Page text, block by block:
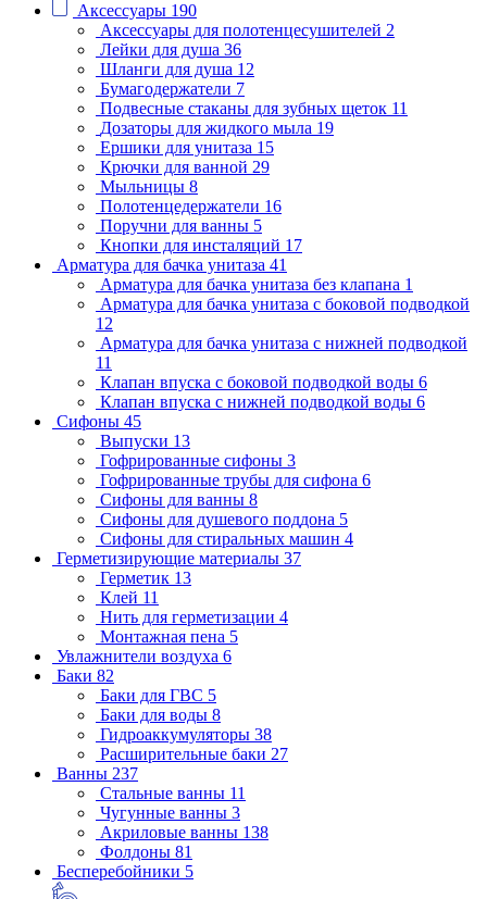
Аксессуары 190
Аксессуары для полотенцесушителей 2
Лейки для душа 36
Шланги для душа 12
Бумагодержатели 7
Подвесные стаканы для зубных щеток 11
Дозаторы для жидкого мыла 19
Ершики для унитаза 15
Крючки для ванной 29
Мыльницы 8
Полотенцедержатели 16
Поручни для ванны 5
Кнопки для инсталяций 17
Арматура для бачка унитаза 41
Арматура для бачка унитаза без клапана 1
Арматура для бачка унитаза с боковой подводкой
12
Арматура для бачка унитаза с нижней подводкой
11
Клапан впуска с боковой подводкой воды 6
Клапан впуска с нижней подводкой воды 6
Сифоны 45
Выпуски 13
Гофрированные сифоны 3
Гофрированные трубы для сифона 6
Сифоны для ванны 8
Сифоны для душевого поддона 5
Сифоны для стиральных машин 4
Герметизирующие материалы 37
Герметик 13
Клей 11
Нить для герметизации 4
Монтажная пена 5
Увлажнители воздуха 6
Баки 82
Баки для ГВС 5
Баки для воды 8
Гидроаккумуляторы 38
Расширительные баки 27
Ванны 237
Стальные ванны 11
Чугунные ванны 3
Акриловые ванны 138
Фолдоны 81
Бесперебойники 5